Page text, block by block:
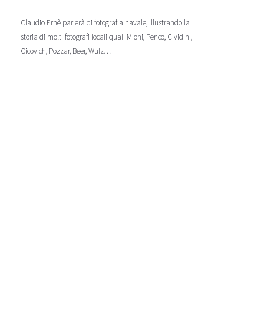
Claudio Ernè parlerà di fotografia navale, illustrando la
storia di molti fotografi locali quali Mioni, Penco, Cividini,
Cicovich, Pozzar, Beer, Wulz…